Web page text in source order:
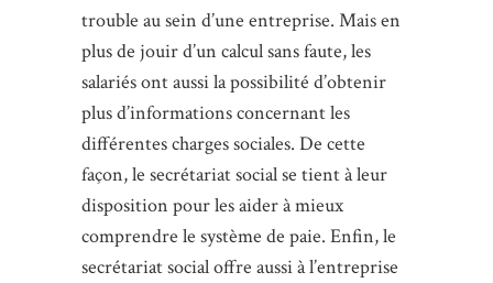
trouble au sein d’une entreprise. Mais en
plus de jouir d’un calcul sans faute, les
salariés ont aussi la possibilité d’obtenir
plus d’informations concernant les
différentes charges sociales. De cette
façon, le secrétariat social se tient à leur
disposition pour les aider à mieux
comprendre le système de paie. Enfin, le
secrétariat social offre aussi à l’entreprise